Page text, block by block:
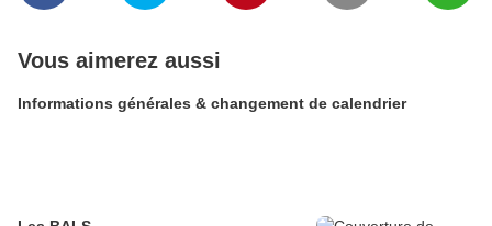
Vous aimerez aussi
Informations générales & changement de calendrier